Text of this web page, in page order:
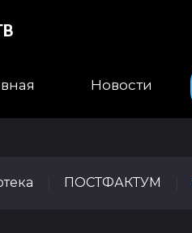
Новости
ПОСТФАКТУМ